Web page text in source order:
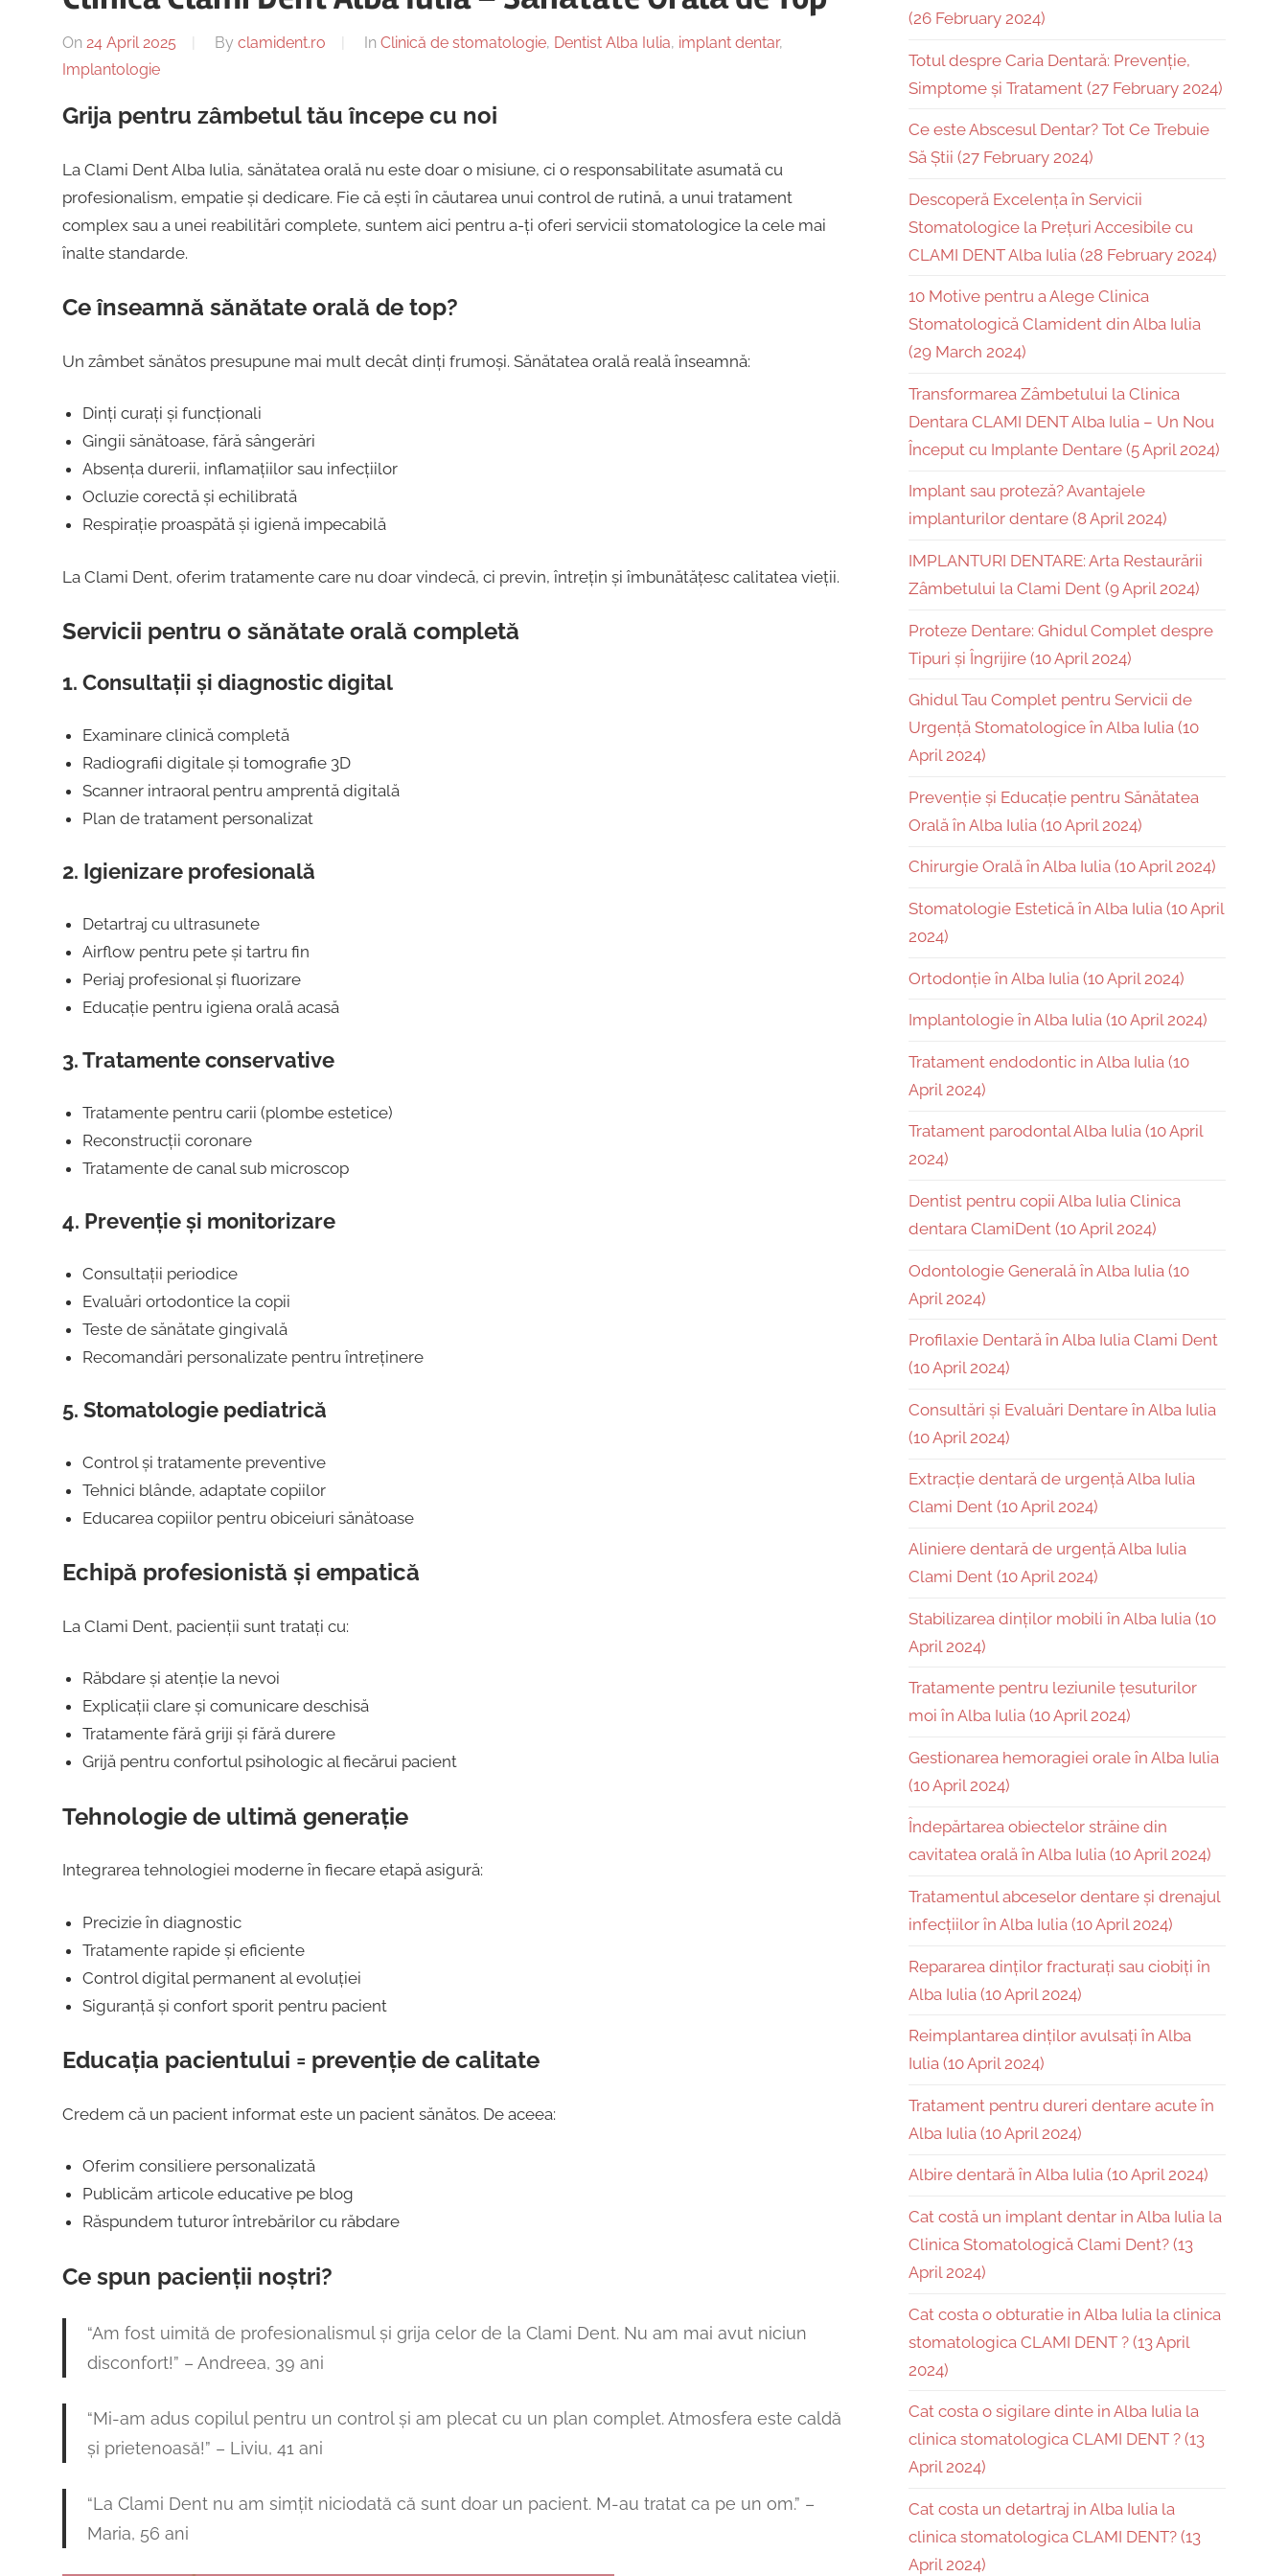
On 24 April 2025 By clamident.ro In Clinică de stomatologie, Dentist Alba Iulia, implant dentar,
Implantologie
Grija pentru zâmbetul tău începe cu noi
La Clami Dent Alba Iulia, sănătatea orală nu este doar o misiune, ci o responsabilitate asumată cu
profesionalism, empatie și dedicare. Fie că ești în căutarea unui control de rutină, a unui tratament
complex sau a unei reabilitări complete, suntem aici pentru a-ți oferi servicii stomatologice la cele mai
înalte standarde.
Ce înseamnă sănătate orală de top?
Un zâmbet sănătos presupune mai mult decât dinți frumoși. Sănătatea orală reală înseamnă:
Dinți curați și funcționali
Gingii sănătoase, fără sângerări
Absența durerii, inflamațiilor sau infecțiilor
Ocluzie corectă și echilibrată
Respirație proaspătă și igienă impecabilă
La Clami Dent, oferim tratamente care nu doar vindecă, ci previn, întrețin și îmbunătățesc calitatea vieții.
Servicii pentru o sănătate orală completă
1. Consultații și diagnostic digital
Examinare clinică completă
Radiografii digitale și tomografie 3D
Scanner intraoral pentru amprentă digitală
Plan de tratament personalizat
2. Igienizare profesională
Detartraj cu ultrasunete
Airflow pentru pete și tartru fin
Periaj profesional și fluorizare
Educație pentru igiena orală acasă
3. Tratamente conservative
Tratamente pentru carii (plombe estetice)
Reconstrucții coronare
Tratamente de canal sub microscop
4. Prevenție și monitorizare
Consultații periodice
Evaluări ortodontice la copii
Teste de sănătate gingivală
Recomandări personalizate pentru întreținere
5. Stomatologie pediatrică
Control și tratamente preventive
Tehnici blânde, adaptate copiilor
Educarea copiilor pentru obiceiuri sănătoase
Echipă profesionistă și empatică
La Clami Dent, pacienții sunt tratați cu:
Răbdare și atenție la nevoi
Explicații clare și comunicare deschisă
Tratamente fără griji și fără durere
Grijă pentru confortul psihologic al fiecărui pacient
Tehnologie de ultimă generație
Integrarea tehnologiei moderne în fiecare etapă asigură:
Precizie în diagnostic
Tratamente rapide și eficiente
Control digital permanent al evoluției
Siguranță și confort sporit pentru pacient
Educația pacientului = prevenție de calitate
Credem că un pacient informat este un pacient sănătos. De aceea:
Oferim consiliere personalizată
Publicăm articole educative pe blog
Răspundem tuturor întrebărilor cu răbdare
Ce spun pacienții noștri?
“Am fost uimită de profesionalismul și grija celor de la Clami Dent. Nu am mai avut niciun
disconfort!” – Andreea, 39 ani
“Mi-am adus copilul pentru un control și am plecat cu un plan complet. Atmosfera este caldă
și prietenoasă!” – Liviu, 41 ani
“La Clami Dent nu am simțit niciodată că sunt doar un pacient. M-au tratat ca pe un om.” –
Maria, 56 ani
(26 February 2024)
Totul despre Caria Dentară: Prevenție,
Simptome și Tratament (27 February 2024)
Ce este Abscesul Dentar? Tot Ce Trebuie
Să Știi (27 February 2024)
Descoperă Excelența în Servicii
Stomatologice la Prețuri Accesibile cu
CLAMI DENT Alba Iulia (28 February 2024)
10 Motive pentru a Alege Clinica
Stomatologică Clamident din Alba Iulia
(29 March 2024)
Transformarea Zâmbetului la Clinica
Dentara CLAMI DENT Alba Iulia – Un Nou
Început cu Implante Dentare (5 April 2024)
Implant sau proteză? Avantajele
implanturilor dentare (8 April 2024)
IMPLANTURI DENTARE: Arta Restaurării
Zâmbetului la Clami Dent (9 April 2024)
Proteze Dentare: Ghidul Complet despre
Tipuri și Îngrijire (10 April 2024)
Ghidul Tau Complet pentru Servicii de
Urgență Stomatologice în Alba Iulia (10
April 2024)
Prevenție și Educație pentru Sănătatea
Orală în Alba Iulia (10 April 2024)
Chirurgie Orală în Alba Iulia (10 April 2024)
Stomatologie Estetică în Alba Iulia (10 April
2024)
Ortodonție în Alba Iulia (10 April 2024)
Implantologie în Alba Iulia (10 April 2024)
Tratament endodontic in Alba Iulia (10
April 2024)
Tratament parodontal Alba Iulia (10 April
2024)
Dentist pentru copii Alba Iulia Clinica
dentara ClamiDent (10 April 2024)
Odontologie Generală în Alba Iulia (10
April 2024)
Profilaxie Dentară în Alba Iulia Clami Dent
(10 April 2024)
Consultări și Evaluări Dentare în Alba Iulia
(10 April 2024)
Extracție dentară de urgență Alba Iulia
Clami Dent (10 April 2024)
Aliniere dentară de urgență Alba Iulia
Clami Dent (10 April 2024)
Stabilizarea dinților mobili în Alba Iulia (10
April 2024)
Tratamente pentru leziunile țesuturilor
moi în Alba Iulia (10 April 2024)
Gestionarea hemoragiei orale în Alba Iulia
(10 April 2024)
Îndepărtarea obiectelor străine din
cavitatea orală în Alba Iulia (10 April 2024)
Tratamentul abceselor dentare și drenajul
infecțiilor în Alba Iulia (10 April 2024)
Repararea dinților fracturați sau ciobiți în
Alba Iulia (10 April 2024)
Reimplantarea dinților avulsați în Alba
Iulia (10 April 2024)
Tratament pentru dureri dentare acute în
Alba Iulia (10 April 2024)
Albire dentară în Alba Iulia (10 April 2024)
Cat costă un implant dentar in Alba Iulia la
Clinica Stomatologică Clami Dent? (13
April 2024)
Cat costa o obturatie in Alba Iulia la clinica
stomatologica CLAMI DENT ? (13 April
2024)
Cat costa o sigilare dinte in Alba Iulia la
clinica stomatologica CLAMI DENT ? (13
April 2024)
Cat costa un detartraj in Alba Iulia la
clinica stomatologica CLAMI DENT? (13
April 2024)